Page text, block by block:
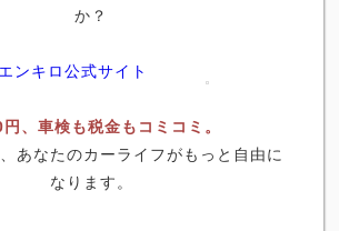
か？
ンキロ公式サイト
、車検も税金もコミコミ。
あなたのカーライフがもっと自由に
なります。